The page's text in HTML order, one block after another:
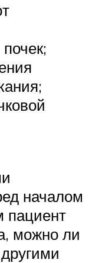
началом
пациент
можно ли